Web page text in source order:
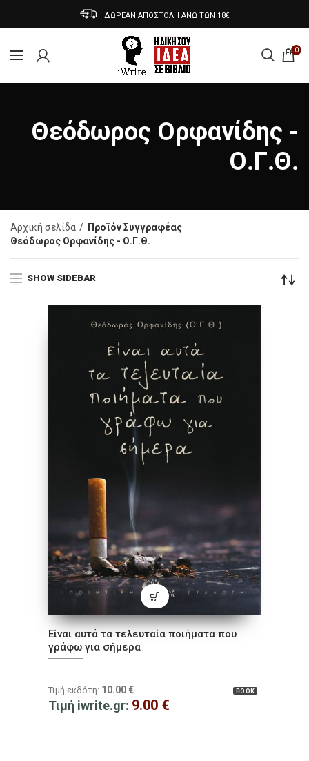
ΔΩΡΕΑΝ ΑΠΟΣΤΟΛΗ ΑΝΩ ΤΩΝ 18€
0
Θεόδωρος Ορφανίδης -
Ο.Γ.Θ.
Αρχική σελίδα
Προϊόν Συγγραφέας
Θεόδωρος Ορφανίδης - Ο.Γ.Θ.
SHOW SIDEBAR
Είναι αυτά τα τελευταία ποιήματα που
γράφω για σήμερα
BOOK
Τιμή εκδότη: 10.00 €
Τιμή iwrite.gr: 9.00 €